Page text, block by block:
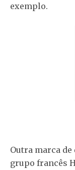
exemplo.
Outra marca de
grupo francês